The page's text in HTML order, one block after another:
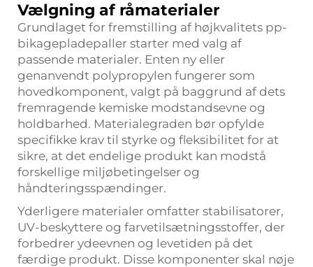
Vælgning af råmaterialer
Grundlaget for fremstilling af højkvalitets pp-
bikagepladepaller starter med valg af
passende materialer. Enten ny eller
genanvendt polypropylen fungerer som
hovedkomponent, valgt på baggrund af dets
fremragende kemiske modstandsevne og
holdbarhed. Materialegraden bør opfylde
specifikke krav til styrke og fleksibilitet for at
sikre, at det endelige produkt kan modstå
forskellige miljøbetingelser og
håndteringsspændinger.
Yderligere materialer omfatter stabilisatorer,
UV-beskyttere og farvetilsætningsstoffer, der
forbedrer ydeevnen og levetiden på det
færdige produkt. Disse komponenter skal nøje